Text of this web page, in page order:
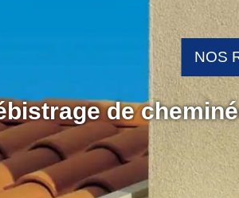
de
NOS